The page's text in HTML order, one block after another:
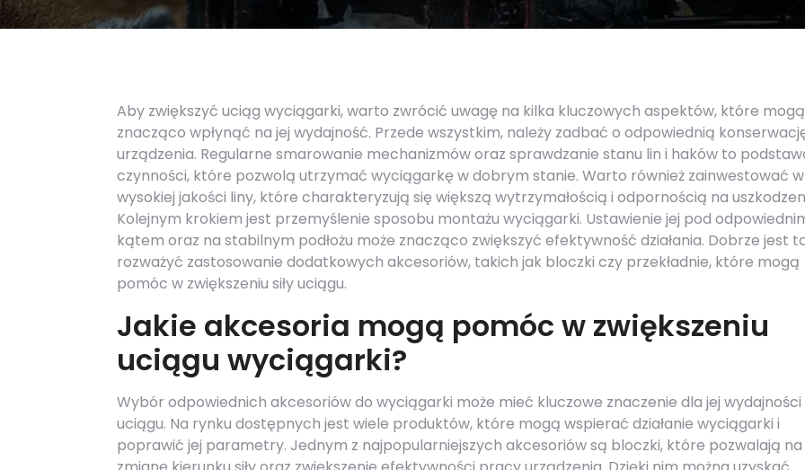
Aby zwiększyć uciąg wyciągarki, warto zwrócić uwagę na kilka kluczowych aspektów, które mogą
znacząco wpłynąć na jej wydajność. Przede wszystkim, należy zadbać o odpowiednią
urządzenia. Regularne smarowanie mechanizmów oraz sprawdzanie stanu lin i haków to
czynności, które pozwolą utrzymać wyciągarkę w dobrym stanie. Warto również zainwestować w
wysokiej jakości liny, które charakteryzują się większą wytrzymałością i odpornością na
Kolejnym krokiem jest przemyślenie sposobu montażu wyciągarki. Ustawienie jej pod
kątem oraz na stabilnym podłożu może znacząco zwiększyć efektywność działania. Dobrze jest
rozważyć zastosowanie dodatkowych akcesoriów, takich jak bloczki czy przekładnie, które mogą
pomóc w zwiększeniu siły uciągu.
Jakie akcesoria mogą pomóc w zwiększeniu
uciągu wyciągarki?
Wybór odpowiednich akcesoriów do wyciągarki może mieć kluczowe znaczenie dla jej wydajności i
uciągu. Na rynku dostępnych jest wiele produktów, które mogą wspierać działanie wyciągarki i
poprawić jej parametry. Jednym z najpopularniejszych akcesoriów są bloczki, które pozwalają na